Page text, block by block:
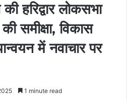
हरिद्वार लोकसभा
समीक्षा, विकास
में नवाचार पर
1 minute read